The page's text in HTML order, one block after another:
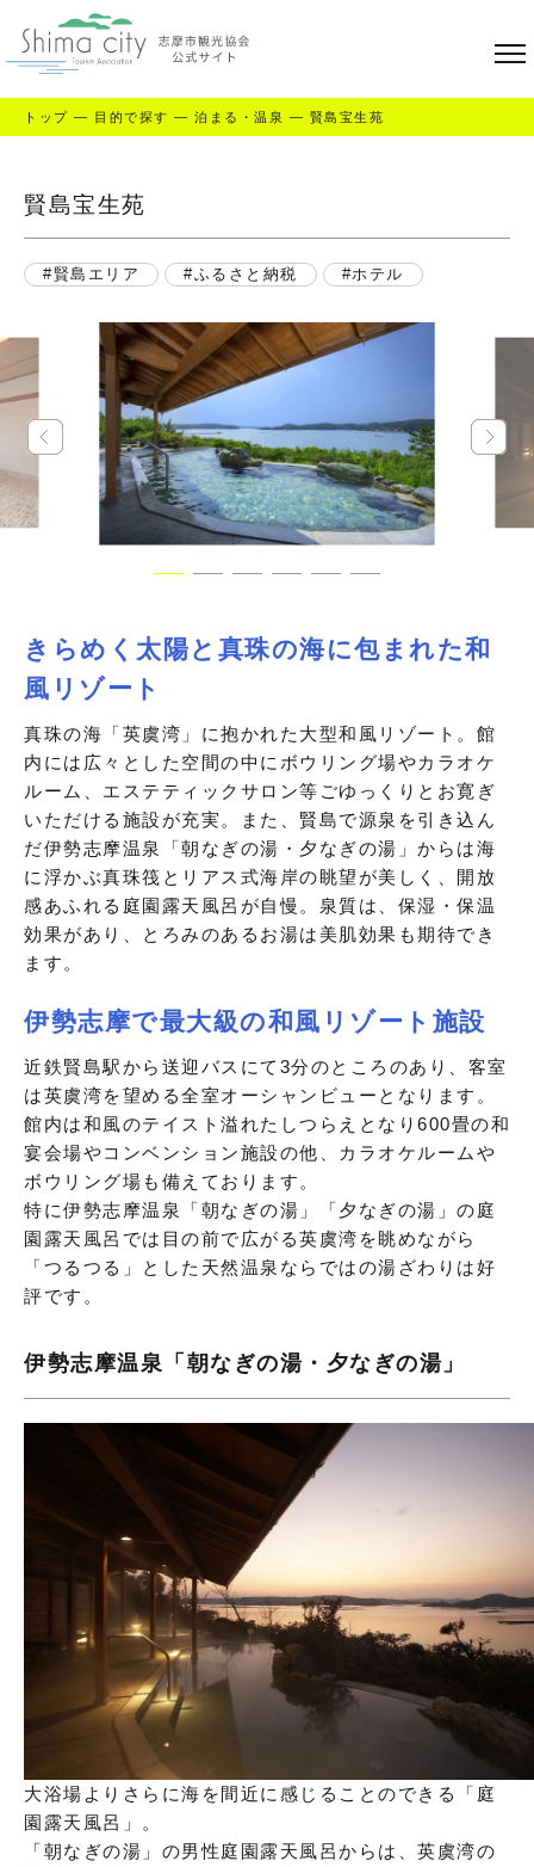
トップ — 目的で探す — 泊まる・温泉 — 賢島宝生苑
賢島宝生苑
賢島エリア ふるさと納税 ホテル
きらめく太陽と真珠の海に包まれた和
風リゾート
真珠の海「英虞湾」に抱かれた大型和風リゾート。館
内には広々とした空間の中にボウリング場やカラオケ
ルーム、エステティックサロン等ごゆっくりとお寛ぎ
いただける施設が充実。また、賢島で源泉を引き込ん
だ伊勢志摩温泉「朝なぎの湯・夕なぎの湯」からは海
に浮かぶ真珠筏とリアス式海岸の眺望が美しく、開放
感あふれる庭園露天風呂が自慢。泉質は、保湿・保温
効果があり、とろみのあるお湯は美肌効果も期待でき
ます。
伊勢志摩で最大級の和風リゾート施設
近鉄賢島駅から送迎バスにて3分のところのあり、客室
は英虞湾を望める全室オーシャンビューとなります。
館内は和風のテイスト溢れたしつらえとなり600畳の和
宴会場やコンベンション施設の他、カラオケルームや
ボウリング場も備えております。
特に伊勢志摩温泉「朝なぎの湯」「夕なぎの湯」の庭
園露天風呂では目の前で広がる英虞湾を眺めながら
「つるつる」とした天然温泉ならではの湯ざわりは好
評です。
伊勢志摩温泉「朝なぎの湯・夕なぎの湯」
大浴場よりさらに海を間近に感じることのできる「庭
園露天風呂」。
「朝なぎの湯」の男性庭園露天風呂からは、英虞湾の